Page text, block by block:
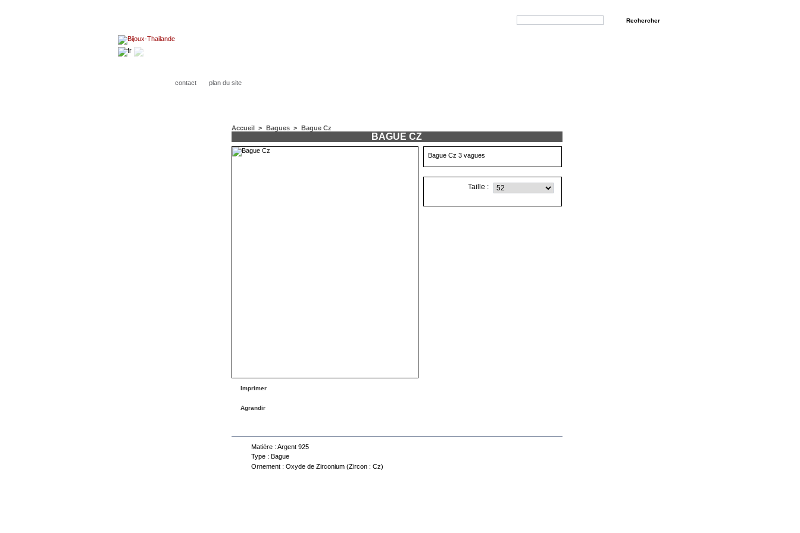
contact plan du site
Accueil > Bagues > Bague Cz
BAGUE CZ
Imprimer
Agrandir
Bague Cz 3 vagues
Taille :
Matière : Argent 925
Type : Bague
Ornement : Oxyde de Zirconium (Zircon : Cz)